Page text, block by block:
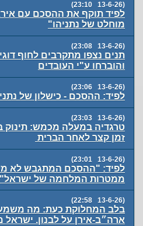
(13-6-26 23:10)
לפיד תוקף את ההסכם עם
מוחלט של נתניהו"
(13-6-26 23:08)
תנים נצפו מתקרבים לחוף
והוברחו ע"י העובדים
(13-6-26 23:06)
לפיד: ההסכם - כישלון של
(13-6-26 23:03)
זמן קצר לאחר הברית
(13-6-26 23:01)
לפיד: "ההסכם המתגבש לא
ממטרות המלחמה של ישראל"
(13-6-26 22:58)
בלב המחלוקת כעת: מה
ארה״ב-אירן על לבנון.